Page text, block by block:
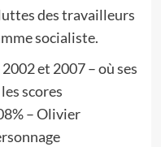
des travailleurs
socialiste.
et 2007 – où ses
scores
– Olivier